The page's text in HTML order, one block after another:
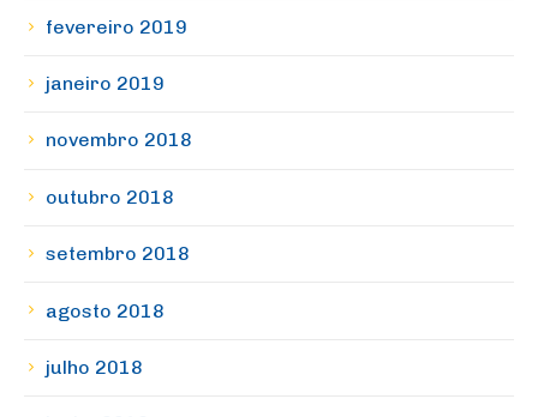
fevereiro 2019
janeiro 2019
novembro 2018
outubro 2018
setembro 2018
agosto 2018
julho 2018